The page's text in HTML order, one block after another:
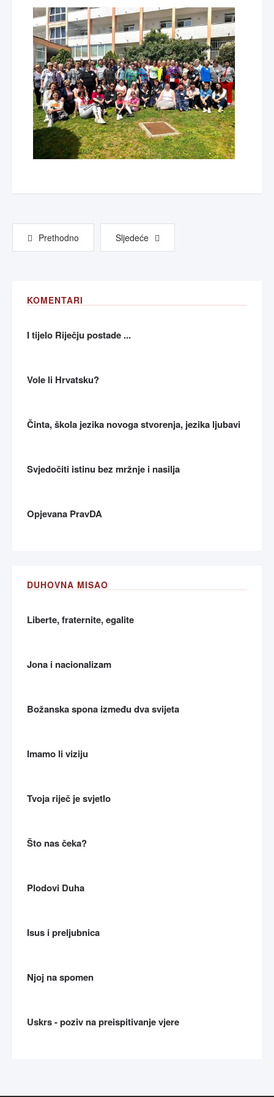
Prethodno Sljedeće
KOMENTARI
I tijelo Riječju postade ...
Vole li Hrvatsku?
Činta, škola jezika novoga stvorenja, jezika ljubavi
Svjedočiti istinu bez mržnje i nasilja
Opjevana PravDA
DUHOVNA MISAO
Liberte, fraternite, egalite
Jona i nacionalizam
Božanska spona između dva svijeta
Imamo li viziju
Tvoja riječ je svjetlo
Što nas čeka?
Plodovi Duha
Isus i preljubnica
Njoj na spomen
Uskrs - poziv na preispitivanje vjere